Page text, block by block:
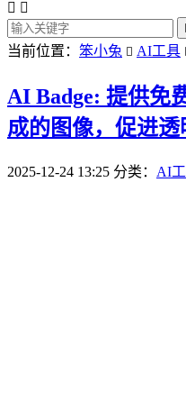
 
当前位置： 笨小兔  AI工具
AI Badge: 提供免
成的图像，促进透
2025-12-24 13:25 分类： AI